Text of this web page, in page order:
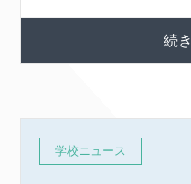
続
学校ニュース